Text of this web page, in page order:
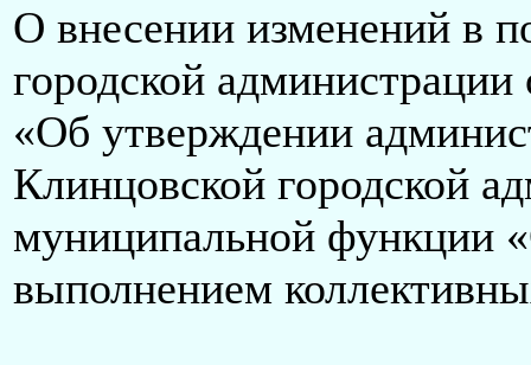
О внесении изменений в
городской
«Об утверждении
Клинцовской городской
муниципальной функции
выполнением